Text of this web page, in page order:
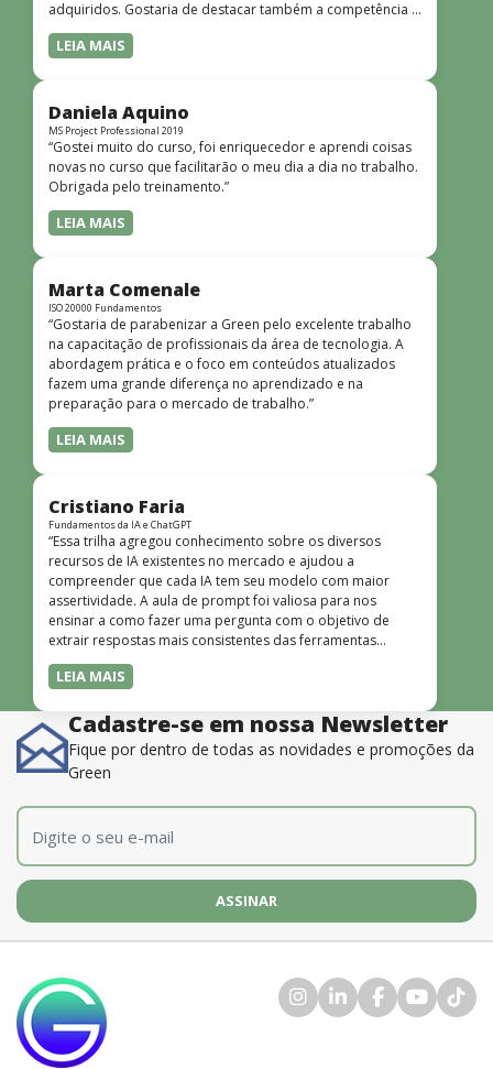
adquiridos. Gostaria de destacar também a competência e
o conhecimento técnico do instrutor Peterson, que
demonstrou total domínio do assunto e soube explicar
dinâmicas e envolventes. Recomendo o curso para todos
que desejam iniciar ou aprofundar seus conhecimentos em
redes!”
LEIA MAIS
Daniela Aquino
MS Project Professional 2019
“Gostei muito do curso, foi enriquecedor e aprendi coisas
novas no curso que facilitarão o meu dia a dia no trabalho.
Obrigada pelo treinamento.”
LEIA MAIS
Marta Comenale
ISO 20000 Fundamentos
“Gostaria de parabenizar a Green pelo excelente trabalho
na capacitação de profissionais da área de tecnologia. A
abordagem prática e o foco em conteúdos atualizados
fazem uma grande diferença no aprendizado e na
preparação para o mercado de trabalho.”
LEIA MAIS
Cristiano Faria
Fundamentos da IA e ChatGPT
“Essa trilha agregou conhecimento sobre os diversos
recursos de IA existentes no mercado e ajudou a
compreender que cada IA tem seu modelo com maior
assertividade. A aula de prompt foi valiosa para nos
ensinar a como fazer uma pergunta com o objetivo de
extrair respostas mais consistentes das ferramentas
disponíveis. O instrutor também é muito bom, além de
dominar o conteúdo, possui uma didática que incentiva o
LEIA MAIS
Cadastre-se em nossa Newsletter
Fique por dentro de todas as novidades e promoções da
Green
E-mail